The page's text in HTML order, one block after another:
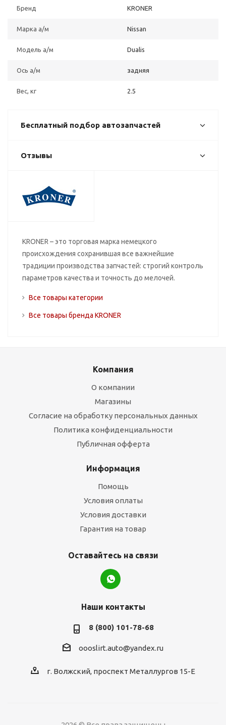
Бренд KRONER
Марка а/м Nissan
Модель а/м Dualis
Ось а/м задняя
Вес, кг 2.5
Бесплатный подбор автозапчастей
Отзывы
KRONER – это торговая марка немецкого
происхождения сохранившая все важнейшие
традиции производства запчастей: строгий контроль
параметров качества и точность до мелочей.
Все товары категории
Все товары бренда KRONER
Компания
О компании
Магазины
Согласие на обработку персональных данных
Политика конфиденциальности
Публичная офферта
Информация
Помощь
Условия оплаты
Условия доставки
Гарантия на товар
Оставайтесь на связи
Наши контакты
8 (800) 101-78-68
oooslirt.auto@yandex.ru
г. Волжский, проспект Металлургов 15-Е